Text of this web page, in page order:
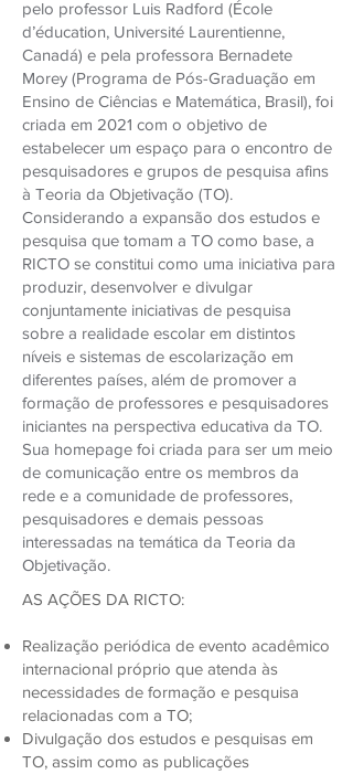
pelo professor Luis Radford (École
d’éducation, Université Laurentienne,
Canadá) e pela professora Bernadete
Morey (Programa de Pós-Graduação em
Ensino de Ciências e Matemática, Brasil), foi
criada em 2021 com o objetivo de
estabelecer um espaço para o encontro de
pesquisadores e grupos de pesquisa afins
à Teoria da Objetivação (TO).
Considerando a expansão dos estudos e
pesquisa que tomam a TO como base, a
RICTO se constitui como uma iniciativa para
produzir, desenvolver e divulgar
conjuntamente iniciativas de pesquisa
sobre a realidade escolar em distintos
níveis e sistemas de escolarização em
diferentes países, além de promover a
formação de professores e pesquisadores
iniciantes na perspectiva educativa da TO.
Sua homepage foi criada para ser um meio
de comunicação entre os membros da
rede e a comunidade de professores,
pesquisadores e demais pessoas
interessadas na temática da Teoria da
Objetivação.
AS AÇÕES DA RICTO:
Realização periódica de evento acadêmico
internacional próprio que atenda às
necessidades de formação e pesquisa
relacionadas com a TO;
Divulgação dos estudos e pesquisas em
TO, assim como as publicações